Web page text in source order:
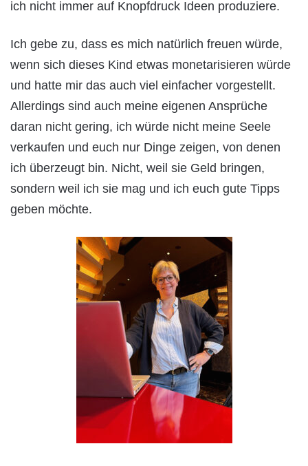
ich nicht immer auf Knopfdruck Ideen produziere.
Ich gebe zu, dass es mich natürlich freuen würde,
wenn sich dieses Kind etwas monetarisieren würde
und hatte mir das auch viel einfacher vorgestellt.
Allerdings sind auch meine eigenen Ansprüche
daran nicht gering, ich würde nicht meine Seele
verkaufen und euch nur Dinge zeigen, von denen
ich überzeugt bin. Nicht, weil sie Geld bringen,
sondern weil ich sie mag und ich euch gute Tipps
geben möchte.